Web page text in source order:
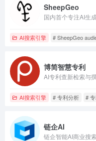
SheepGeo
国内首个专注AI生
AI搜索引擎 # SheepGeo
博简智慧专利
AI专利查新检索与
AI搜索引擎 # 专利分析 #
链企AI
链企智能AI商业搜